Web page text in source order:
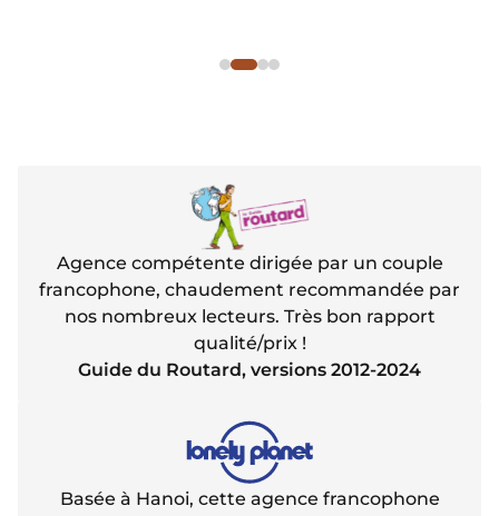
Agence compétente dirigée par un couple
francophone, chaudement recommandée par
nos nombreux lecteurs. Très bon rapport
qualité/prix !
Guide du Routard, versions 2012-2024
Basée à Hanoi, cette agence francophone